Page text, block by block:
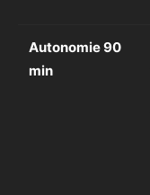
Autonomie 90
min